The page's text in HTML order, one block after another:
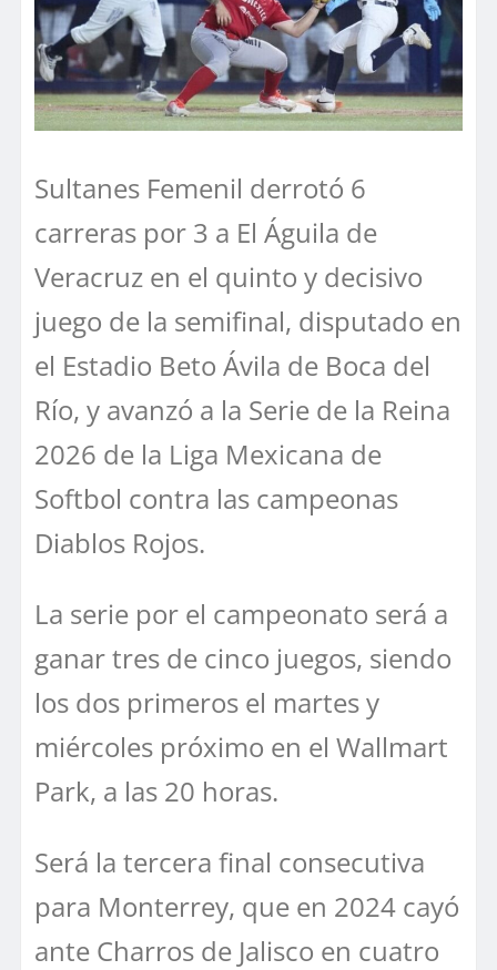
Sultanes Femenil derrotó 6
carreras por 3 a El Águila de
Veracruz en el quinto y decisivo
juego de la semifinal, disputado en
el Estadio Beto Ávila de Boca del
Río, y avanzó a la Serie de la Reina
2026 de la Liga Mexicana de
Softbol contra las campeonas
Diablos Rojos.
La serie por el campeonato será a
ganar tres de cinco juegos, siendo
los dos primeros el martes y
miércoles próximo en el Wallmart
Park, a las 20 horas.
Será la tercera final consecutiva
para Monterrey, que en 2024 cayó
ante Charros de Jalisco en cuatro